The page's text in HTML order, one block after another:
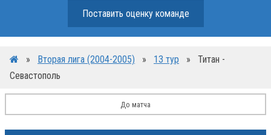
Поставить оценку команде
» Вторая лига (2004-2005) » 13 тур »
Титан -
Севастополь
До матча